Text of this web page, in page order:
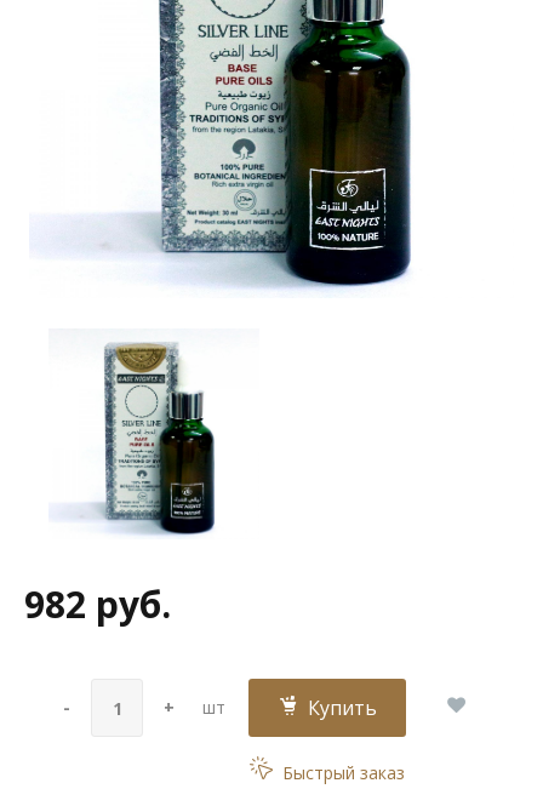
982 руб.
- + шт Купить
Быстрый заказ